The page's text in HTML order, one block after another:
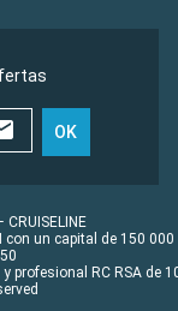
OK
con un capital de 150 000
profesional RC RSA de